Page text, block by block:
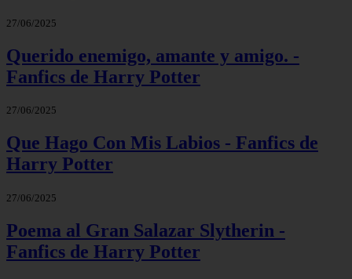
27/06/2025
Querido enemigo, amante y amigo. -
Fanfics de Harry Potter
27/06/2025
Que Hago Con Mis Labios - Fanfics de
Harry Potter
27/06/2025
Poema al Gran Salazar Slytherin -
Fanfics de Harry Potter